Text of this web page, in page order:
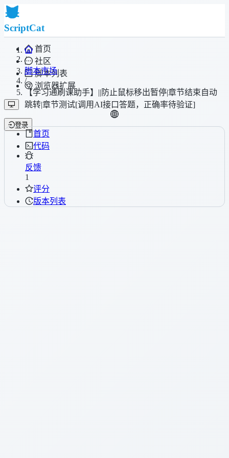
ScriptCat
首页
社区
脚本列表
浏览器扩展
登录
/
脚本市场
/
【学习通刷课助手】||防止鼠标移出暂停|章节结束自动
跳转|章节测试[调用AI接口答题，正确率待验证]
首页
代码
反馈
1
评分
版本列表